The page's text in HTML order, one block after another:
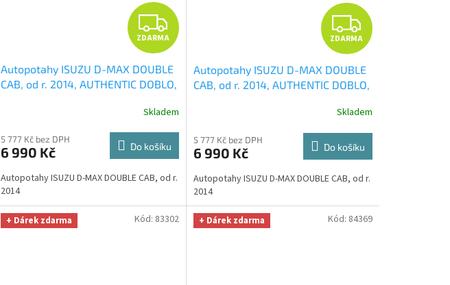
Z
D
A
R
M
A
ZDARMA
Autopotahy ISUZU D-MAX DOUBLE
CAB, od r. 2014, AUTHENTIC DOBLO,
zdarma v hodnotě 329,-Kč
Skladem
5 777 Kč bez DPH
6 990 Kč Do košíku
Autopotahy ISUZU D-MAX DOUBLE CAB, od r.
2014
Z
D
A
R
M
A
ZDARMA
Autopotahy ISUZU D-MAX DOUBLE
CAB, od r. 2014, AUTHENTIC DOBLO,
zdarma v hodnotě 329,-Kč
Skladem
5 777 Kč bez DPH
6 990 Kč Do košíku
Autopotahy ISUZU D-MAX DOUBLE CAB, od r.
2014
+ Dárek zdarma Kód: 83302 + Dárek zdarma Kód: 84369